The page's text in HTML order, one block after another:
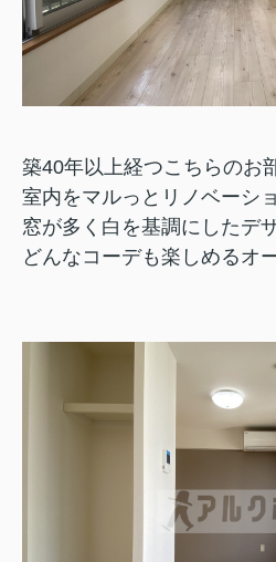
築40年以上経つこちらのお
室内をマルっとリノベーショ
窓が多く白を基調にしたデ
どんなコーデも楽しめるオ